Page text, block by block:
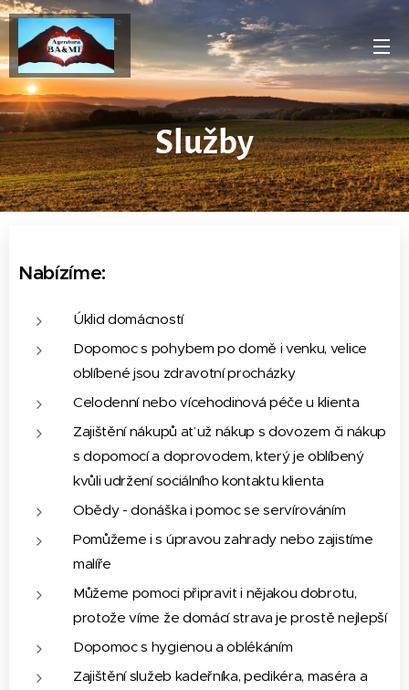
Služby
Nabízíme:
Úklid domácností
Dopomoc s pohybem po domě i venku, velice
oblíbené jsou zdravotní procházky
Celodenní nebo vícehodinová péče u klienta
Zajištění nákupů ať už nákup s dovozem či nákup
s dopomocí a doprovodem, který je oblíbený
kvůli udržení sociálního kontaktu klienta
Obědy - donáška i pomoc se servírováním
Pomůžeme i s úpravou zahrady nebo zajistíme
malíře
Můžeme pomoci připravit i nějakou dobrotu,
protože víme že domácí strava je prostě nejlepší
Dopomoc s hygienou a oblékáním
Zajištění služeb kadeřníka, pedikéra, maséra a